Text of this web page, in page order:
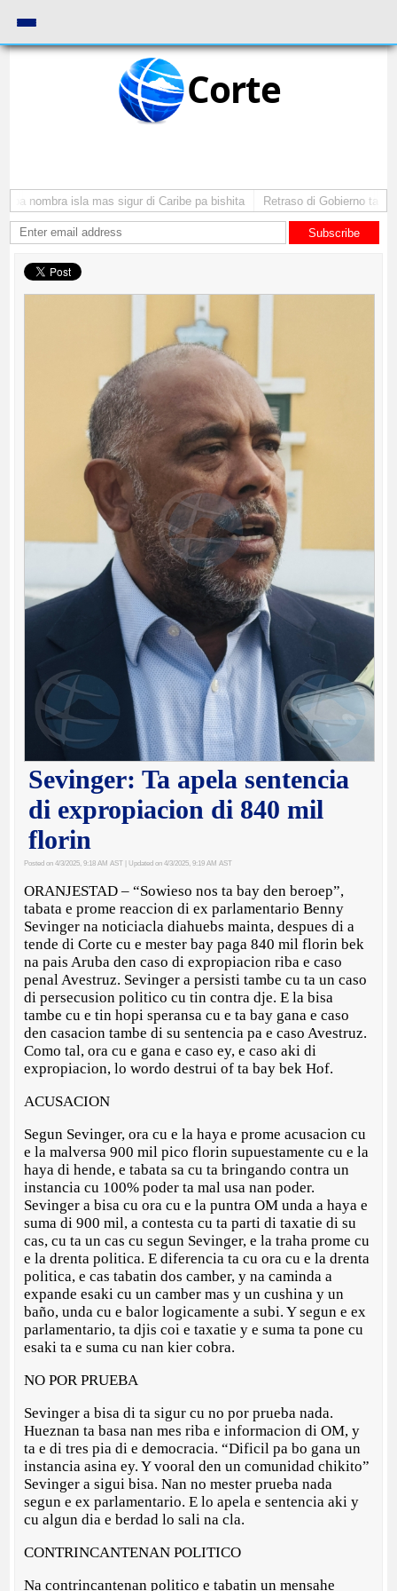
Corte
nombra isla mas sigur di Caribe pa bishita Retraso di Gobierno ta
Subscribe
Sevinger: Ta apela sentencia
di expropiacion di 840 mil
florin
Posted on 4/3/2025, 9:18 AM AST | Updated on 4/3/2025, 9:19 AM AST
ORANJESTAD – “Sowieso nos ta bay den beroep”,
tabata e prome reaccion di ex parlamentario Benny
Sevinger na noticiacla diahuebs mainta, despues di a
tende di Corte cu e mester bay paga 840 mil florin bek
na pais Aruba den caso di expropiacion riba e caso
penal Avestruz. Sevinger a persisti tambe cu ta un caso
di persecusion politico cu tin contra dje. E la bisa
tambe cu e tin hopi speransa cu e ta bay gana e caso
den casacion tambe di su sentencia pa e caso Avestruz.
Como tal, ora cu e gana e caso ey, e caso aki di
expropiacion, lo wordo destrui of ta bay bek Hof.
ACUSACION
Segun Sevinger, ora cu e la haya e prome acusacion cu
e la malversa 900 mil pico florin supuestamente cu e la
haya di hende, e tabata sa cu ta bringando contra un
instancia cu 100% poder ta mal usa nan poder.
Sevinger a bisa cu ora cu e la puntra OM unda a haya e
suma di 900 mil, a contesta cu ta parti di taxatie di su
cas, cu ta un cas cu segun Sevinger, e la traha prome cu
e la drenta politica. E diferencia ta cu ora cu e la drenta
politica, e cas tabatin dos camber, y na caminda a
expande esaki cu un camber mas y un cushina y un
baño, unda cu e balor logicamente a subi. Y segun e ex
parlamentario, ta djis coi e taxatie y e suma ta pone cu
esaki ta e suma cu nan kier cobra.
NO POR PRUEBA
Sevinger a bisa di ta sigur cu no por prueba nada.
Hueznan ta basa nan mes riba e informacion di OM, y
ta e di tres pia di e democracia. “Dificil pa bo gana un
instancia asina ey. Y vooral den un comunidad chikito”
Sevinger a sigui bisa. Nan no mester prueba nada
segun e ex parlamentario. E lo apela e sentencia aki y
cu algun dia e berdad lo sali na cla.
CONTRINCANTENAN POLITICO
Na contrincantenan politico e tabatin un mensahe